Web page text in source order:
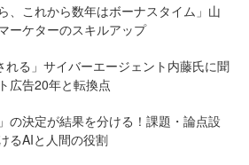
、これから数年はボーナスタイム」山
ーケターのスキルアップ
れる」サイバーエージェント内藤氏に聞
広告20年と転換点
の決定が結果を分ける！課題・論点設
るAIと人間の役割